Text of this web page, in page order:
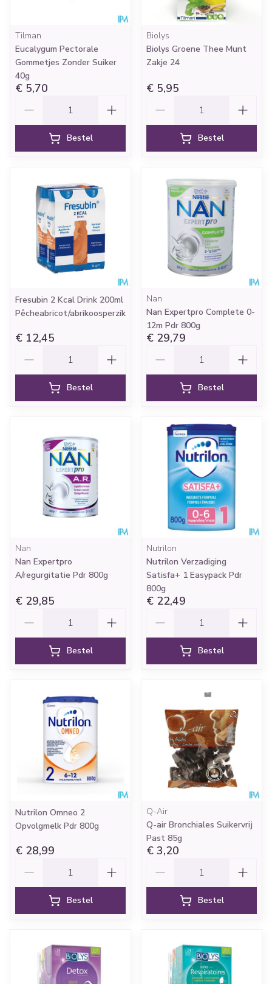
Tilman
Eucalygum Pectorale
Gommetjes Zonder Suiker
40g
€ 5,70
Bestel
Biolys
Biolys Groene Thee Munt
Zakje 24
€ 5,95
Bestel
Fresubin 2 Kcal Drink 200ml
Pêcheabricot/abrikoosperzik
€ 12,45
Bestel
Nan
Nan Expertpro Complete 0-
12m Pdr 800g
€ 29,79
Bestel
Nan
Nan Expertpro
A/regurgitatie Pdr 800g
€ 29,85
Bestel
Nutrilon
Nutrilon Verzadiging
Satisfa+ 1 Easypack Pdr
800g
€ 22,49
Bestel
Nutrilon Omneo 2
Opvolgmelk Pdr 800g
€ 28,99
Bestel
Q-Air
Q-air Bronchiales Suikervrij
Past 85g
€ 3,20
Bestel